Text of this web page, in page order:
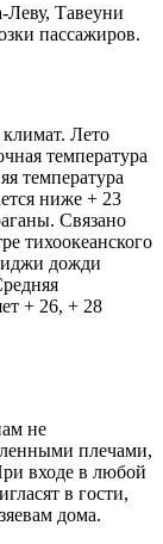
Тавеуни
пассажиров.
Лето
температура
температура
ниже + 23
Связано
тихоокеанского
дожди
+ 26, + 28
не
плечами,
входе в любой
в гости,
дома.